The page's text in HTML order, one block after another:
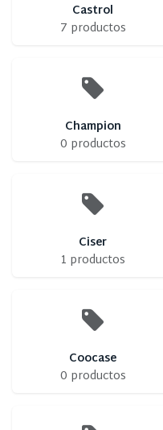
Castrol
7 productos
Champion
0 productos
Ciser
1 productos
Coocase
0 productos